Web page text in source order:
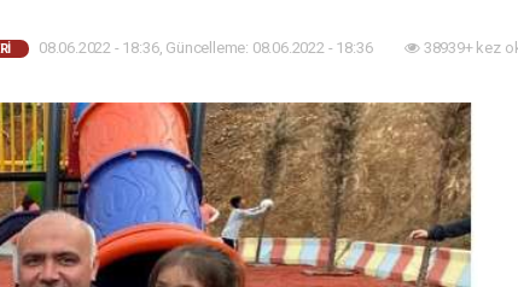
08.06.2022 - 18:36, Güncelleme: 08.06.2022 - 18:36 38939+ kez